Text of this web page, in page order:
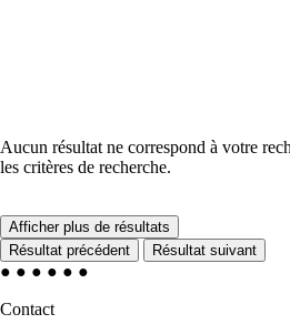
Aucun résultat ne correspond à votre
les critères de recherche.
Afficher plus de résultats
Résultat précédent
Résultat suivant
● ● ● ● ● ●
Contact